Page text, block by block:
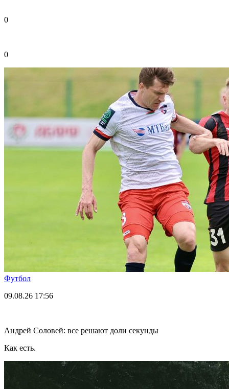
0
0
Футбол
09.08.26 17:56
Андрей Соловей: все решают доли секунды
Как есть.